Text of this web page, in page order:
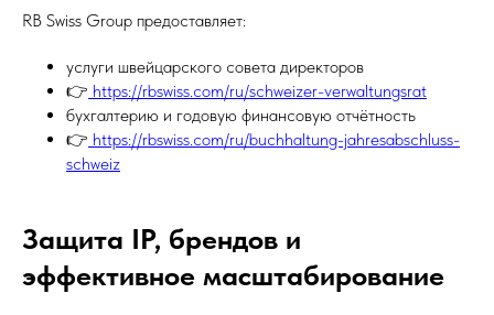
RB Swiss Group предоставляет:
услуги швейцарского совета директоров
👉 https://rbswiss.com/ru/schweizer-verwaltungsrat
бухгалтерию и годовую финансовую отчётность
👉 https://rbswiss.com/ru/buchhaltung-jahresabschluss-
schweiz
Защита IP, брендов и
эффективное масштабирование